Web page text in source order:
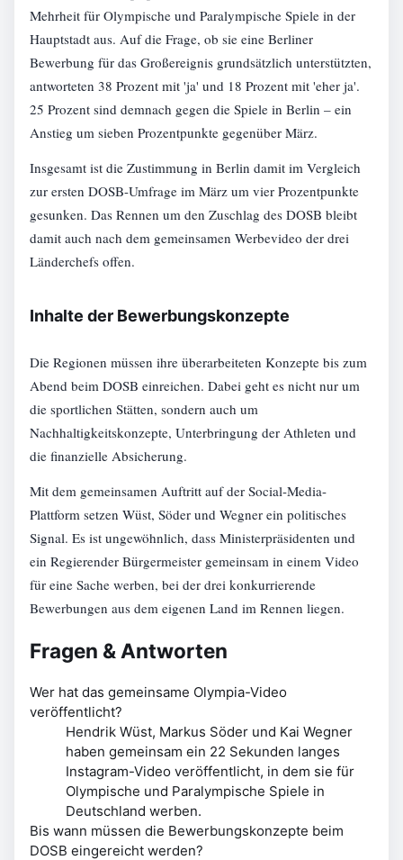
Mehrheit für Olympische und Paralympische Spiele in der
Hauptstadt aus. Auf die Frage, ob sie eine Berliner
Bewerbung für das Großereignis grundsätzlich unterstützten,
antworteten 38 Prozent mit 'ja' und 18 Prozent mit 'eher ja'.
25 Prozent sind demnach gegen die Spiele in Berlin – ein
Anstieg um sieben Prozentpunkte gegenüber März.
Insgesamt ist die Zustimmung in Berlin damit im Vergleich
zur ersten DOSB-Umfrage im März um vier Prozentpunkte
gesunken. Das Rennen um den Zuschlag des DOSB bleibt
damit auch nach dem gemeinsamen Werbevideo der drei
Länderchefs offen.
Inhalte der Bewerbungskonzepte
Die Regionen müssen ihre überarbeiteten Konzepte bis zum
Abend beim DOSB einreichen. Dabei geht es nicht nur um
die sportlichen Stätten, sondern auch um
Nachhaltigkeitskonzepte, Unterbringung der Athleten und
die finanzielle Absicherung.
Mit dem gemeinsamen Auftritt auf der Social-Media-
Plattform setzen Wüst, Söder und Wegner ein politisches
Signal. Es ist ungewöhnlich, dass Ministerpräsidenten und
ein Regierender Bürgermeister gemeinsam in einem Video
für eine Sache werben, bei der drei konkurrierende
Bewerbungen aus dem eigenen Land im Rennen liegen.
Fragen & Antworten
Wer hat das gemeinsame Olympia-Video
veröffentlicht?
Hendrik Wüst, Markus Söder und Kai Wegner
haben gemeinsam ein 22 Sekunden langes
Instagram-Video veröffentlicht, in dem sie für
Olympische und Paralympische Spiele in
Deutschland werben.
Bis wann müssen die Bewerbungskonzepte beim
DOSB eingereicht werden?